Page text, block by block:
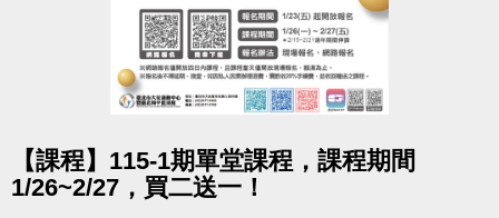
【課程】115-1期單堂課程，課程期間
1/26~2/27，買二送一！